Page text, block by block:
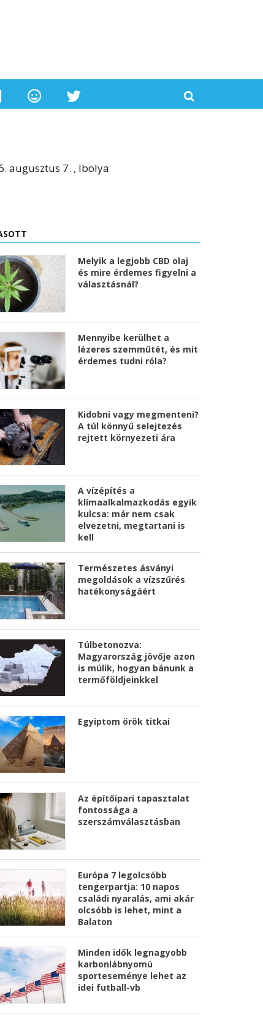
augusztus 7. , Ibolya
Melyik a legjobb CBD olaj
és mire érdemes figyelni a
választásnál?
Mennyibe kerülhet a
lézeres szemműtét, és mit
érdemes tudni róla?
Kidobni vagy megmenteni?
A túl könnyű selejtezés
rejtett környezeti ára
A vízépítés a
klímaalkalmazkodás egyik
kulcsa: már nem csak
elvezetni, megtartani is
kell
Természetes ásványi
megoldások a vízszűrés
hatékonyságáért
Túlbetonozva:
Magyarország jövője azon
is múlik, hogyan bánunk a
termőföldjeinkkel
Egyiptom örök titkai
Az építőipari tapasztalat
fontossága a
szerszámválasztásban
Európa 7 legolcsóbb
tengerpartja: 10 napos
családi nyaralás, ami akár
olcsóbb is lehet, mint a
Balaton
Minden idők legnagyobb
karbonlábnyomú
sporteseménye lehet az
idei futball-vb